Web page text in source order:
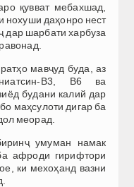
қувват мебахшад,
нохуши даҳонро нест
дар шарбати харбуза
мавҷуд буда, аз
В3, В6 ва
будани калий дар
маҳсулоти дигар ба
меорад.
умуман намак
афроди гирифтори
ки мехоҳанд вазни